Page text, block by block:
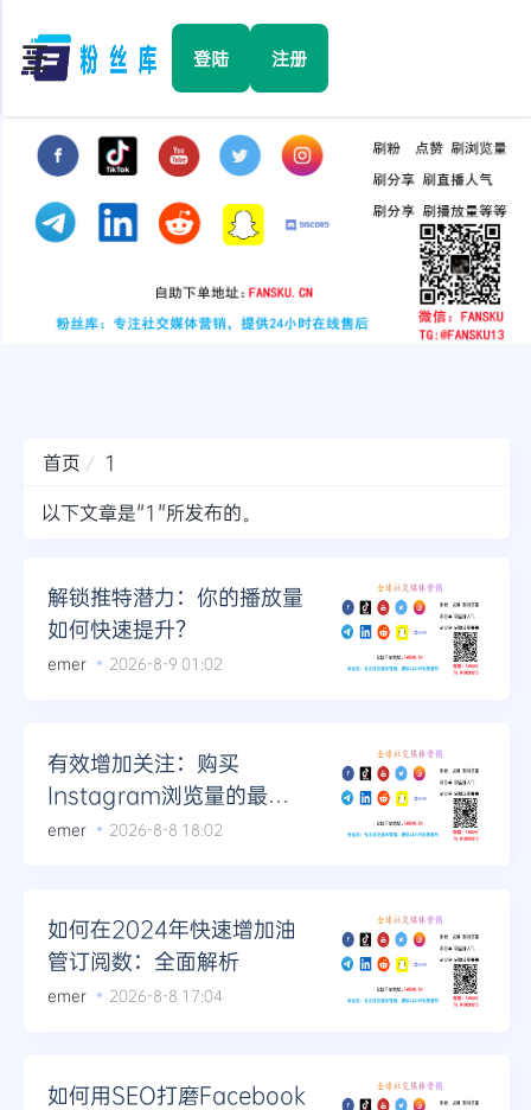
☰ 登陆 注册
Facebook
TikTok
YouTube
Telegram
更多
首页
1
以下文章是"1"所发布的。
解锁推特潜力：你的播放量
如何快速提升？
emer 2026-8-9 01:02
有效增加关注：购买
Instagram浏览量的最新
建议
emer 2026-8-8 18:02
如何在2024年快速增加油
管订阅数：全面解析
emer 2026-8-8 17:04
如何用SEO打磨Facebook